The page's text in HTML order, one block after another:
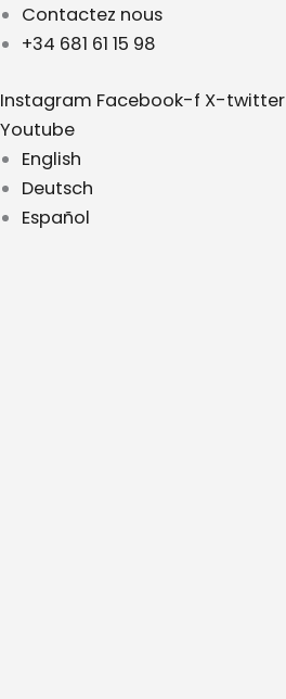
Aller
au
Contactez nous
+34 681 61 15 98
Instagram Facebook-f X-twitter
Youtube
English
Deutsch
Español